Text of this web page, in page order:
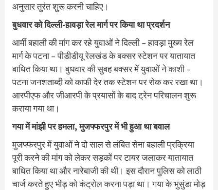
अनुसार तुरंत शुरू करनी चाहिए।
बुधवार को दिल्‍ली-हावड़ा रेल मार्ग पर किया था प्रदर्शन
आर्मी बहाली की मांग कर रहे युवाओं ने दिल्‍ली – हावड़ा मुख्‍य रेल
मार्ग के पटना – पीडीडीयू रेलखंड के बक्‍सर स्‍टेशन पर यातायात
बाधित किया था। बुधवार की सुबह बक्‍सर में युवाओं ने काशी –
पटना जनशताब्‍दी को काफी देर तक स्‍टेशन पर रोक कर रखा था।
आरपीएफ और जीआरपी के प्रयासों के बाद ट्रेन परिचालन शुरू
कराया गया था।
गया में मांझी पर हमला, मुजफ्फरपुर में भी हुआ था बवाल
मुजफ्फरपुर में युवाओं ने दो साल से लंबित सेना बहाली प्रक्रिया
पूरी करने की मांग को लेकर सड़कों पर टायर जलाकर यातायात
बाधित किया था और नारेबाजी की थी। इस दौरान पुलिस को लाठी
चार्ज करते हुए भीड़ को कंट्रोल करना पड़ा था। गया के भुसुंडा मोड़